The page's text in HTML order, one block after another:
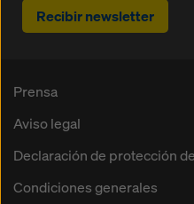
Recibir newsletter
Prensa
Aviso legal
Declaración de protección
Condiciones generales